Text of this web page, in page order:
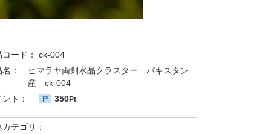
ード：
ck-004
：
ヒマラヤ両剣水晶クラスター パキスタン
産 ck-004
ト：
P 350Pt
テゴリ：